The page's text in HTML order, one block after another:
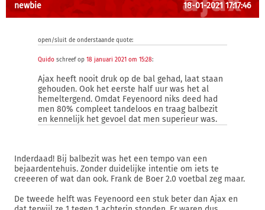
newbie 18-01-2021 17:17:46
open/sluit de onderstaande quote:
Quido schreef op 18 januari 2021 om 15:28:
Ajax heeft nooit druk op de bal gehad, laat staan
gehouden. Ook het eerste half uur was het al
hemeltergend. Omdat Feyenoord niks deed had
men 80% compleet tandeloos en traag balbezit
en kennelijk het gevoel dat men superieur was.
Inderdaad! Bij balbezit was het een tempo van een
bejaardentehuis. Zonder duidelijke intentie om iets te
creeeren of wat dan ook. Frank de Boer 2.0 voetbal zeg maar.
De tweede helft was Feyenoord een stuk beter dan Ajax en